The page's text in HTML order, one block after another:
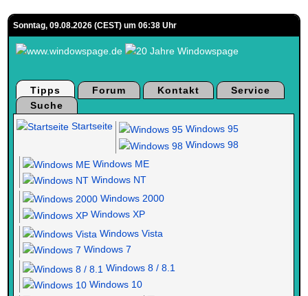
Sonntag, 09.08.2026 (CEST) um 06:38 Uhr
Tipps Forum Kontakt
Service
Suche
Startseite
Windows 95
Windows 98
Windows ME
Windows NT
Windows 2000
Windows XP
Windows Vista
Windows 7
Windows 8 / 8.1
Windows 10